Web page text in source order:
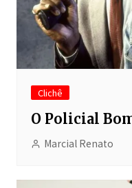
Clichê
O Policial
Marcial Renato